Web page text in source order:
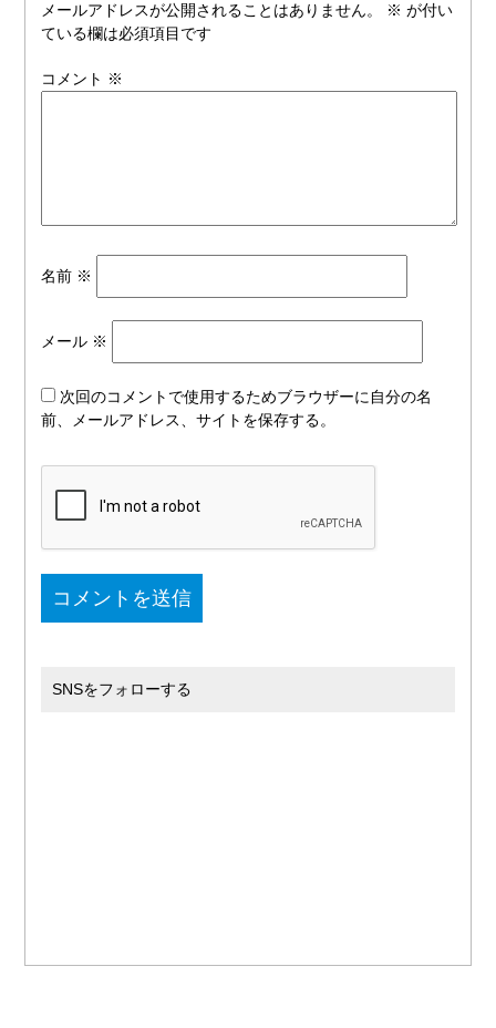
メールアドレスが公開されることはありません。 ※ が付い
ている欄は必須項目です
コメント ※
名前 ※
メール ※
次回のコメントで使用するためブラウザーに自分の名
前、メールアドレス、サイトを保存する。
SNSをフォローする